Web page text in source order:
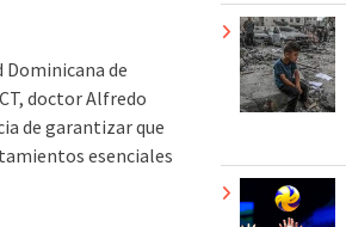
Dominicana de
doctor Alfredo
de garantizar que
esenciales